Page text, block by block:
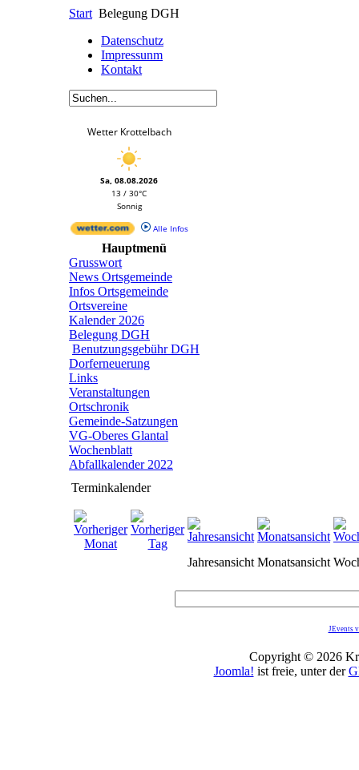
Start Belegung DGH
Datenschutz
Impressunm
Kontakt
Wetter Krottelbach
Sa, 08.08.2026
13 / 30°C
Sonnig
Alle Infos
Hauptmenü
Grusswort
News Ortsgemeinde
Infos Ortsgemeinde
Ortsvereine
Kalender 2026
Belegung DGH
Benutzungsgebühr DGH
Dorferneuerung
Links
Veranstaltungen
Ortschronik
Gemeinde-Satzungen
VG-Oberes Glantal
Wochenblatt
Abfallkalender 2022
Terminkalender
Jahresansicht Monatsansicht
JEvents
Copyright © 2026
Joomla! ist freie, unter der